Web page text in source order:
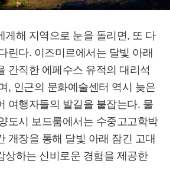
게해 지역으로 눈을 돌리면, 또 다
린다. 이즈미르에서는 달빛 아래
간직한 에페수스 유적의 대리석
, 인근의 문화예술센터 역시 늦은
여행자들의 발길을 붙잡는다. 물
도시 보드룸에서는 수중고고학박
개장을 통해 달빛 아래 잠긴 고대
상하는 신비로운 경험을 제공한